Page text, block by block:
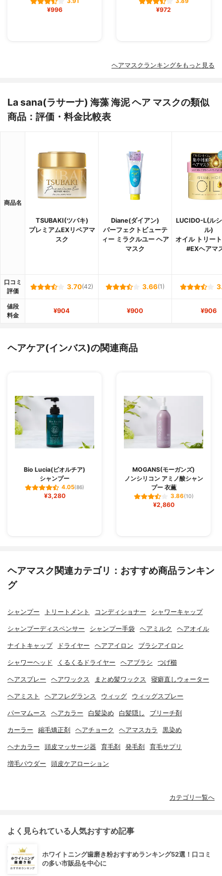
¥996 ¥972
ヘアマスクランキングをもっと見る
La sana(ラサーナ) 海藻 海泥 ヘア マスクの類似
商品：評価・料金比較表
商品名
TSUBAKI(ツバキ)
プレミアムEXリペアマ
スク
Diane(ダイアン)
パーフェクトビューテ
ィー ミラクルユー ヘア
マスク
LUCIDO-L(ル
ル)
オイル トリー
#EXヘアマ
口コミ
評価
3.70(42) 3.66(1)
値段
料金
¥904 ¥900 ¥906
ヘアケア(インバス)の関連商品
Bio Lucia(ビオルチア)
シャンプー
4.05(86)
¥3,280
MOGANS(モーガンズ)
ノンシリコン アミノ酸シャン
プー 衣薫
3.86(10)
¥2,860
ヘアマスク関連カテゴリ：おすすめ商品ランキン
グ
シャンプー トリートメント コンディショナー シャワーキャップ
シャンプーディスペンサー シャンプー手袋 ヘアミルク ヘアオイル
ナイトキャップ ドライヤー ヘアアイロン ブラシアイロン
シャワーヘッド くるくるドライヤー ヘアブラシ つげ櫛
ヘアスプレー ヘアワックス まとめ髪ワックス 寝癖直しウォーター
ヘアミスト ヘアフレグランス ウィッグ ウィッグスプレー
パーマムース ヘアカラー 白髪染め 白髪隠し ブリーチ剤
カーラー 縮毛矯正剤 ヘアチョーク ヘアマスカラ 黒染め
ヘナカラー 頭皮マッサージ器 育毛剤 発毛剤 育毛サプリ
増毛パウダー 頭皮ケアローション
カテゴリ一覧へ
よく見られている人気おすすめ記事
ホワイトニング歯磨き粉おすすめランキング52選！口コミ
の多い市販品を中心に